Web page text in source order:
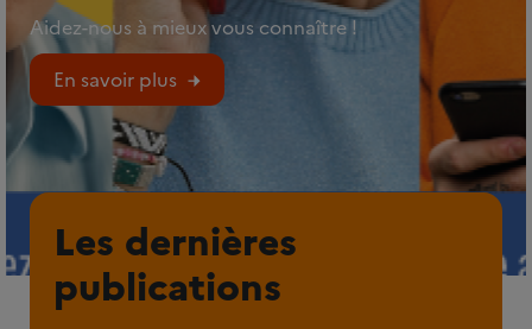
Aidez-nous à mieux vous connaître !
En savoir plus
Les dernières
publications